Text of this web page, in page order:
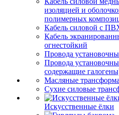
изоляцией и
полимерных
Кабель силовой с
Кабель
огнестойкий
Провода
Провода
содержащие
Масляные
Сухие силовые
Искусственные ёлки